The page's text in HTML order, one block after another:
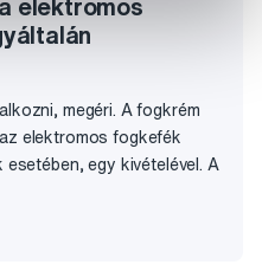
elektromos
megéri. A fogkrém
elektromos fogkefék
egy kivételével. A